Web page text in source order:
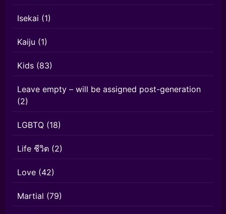
Isekai (1)
Kaiju (1)
Kids (83)
Leave empty – will be assigned post-generation
(2)
LGBTQ (18)
Life ชีวิต (2)
Love (42)
Martial (79)